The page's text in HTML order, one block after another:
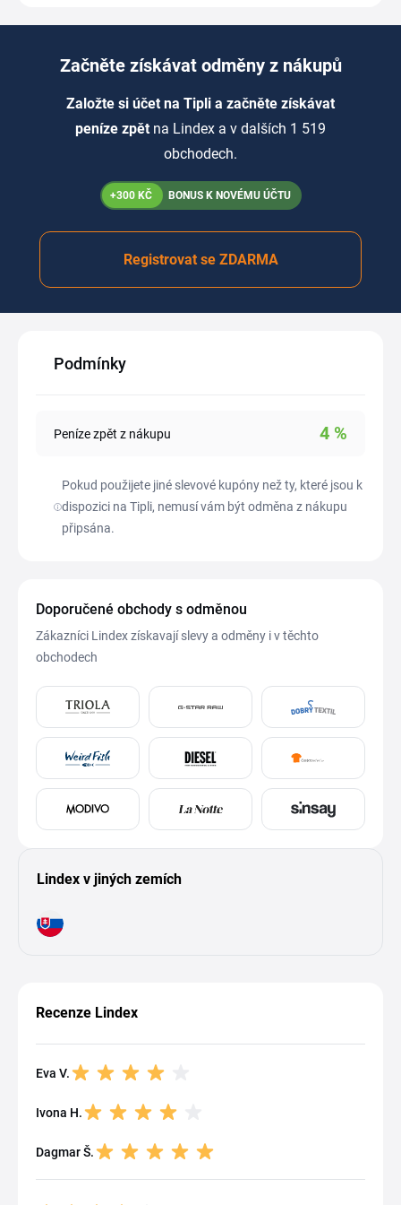
Začněte získávat odměny z nákupů
Založte si účet na Tipli a začněte získávat
peníze zpět na Lindex a v dalších 1 519
obchodech.
+300 KČ BONUS K NOVÉMU ÚČTU
Registrovat se ZDARMA
Podmínky
Peníze zpět z nákupu 4 %
Pokud použijete jiné slevové kupóny než ty, které jsou k
dispozici na Tipli, nemusí vám být odměna z nákupu
připsána.
Doporučené obchody s odměnou
Zákazníci Lindex získavají slevy a odměny i v těchto
obchodech
Lindex v jiných zemích
Recenze Lindex
Eva V.
Ivona H.
Dagmar Š.